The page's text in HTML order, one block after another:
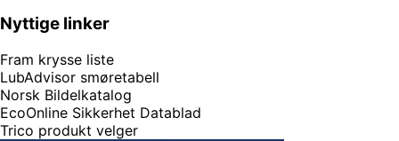
Nyttige linker
Fram krysse liste
LubAdvisor smøretabell
Norsk Bildelkatalog
EcoOnline Sikkerhet Datablad
Trico produkt velger